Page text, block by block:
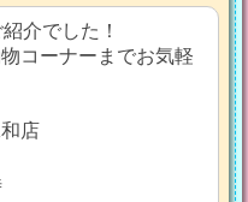
介でした！
コーナーまでお気軽
店